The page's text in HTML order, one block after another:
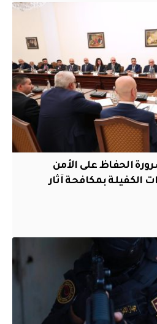
الحفاظ على الأمن
الكفيلة بمكافحة آثار